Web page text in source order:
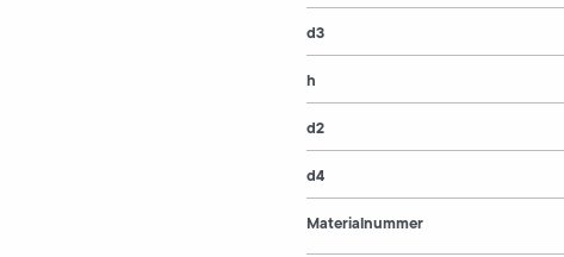
d3
h
d2
d4
Materialnummer